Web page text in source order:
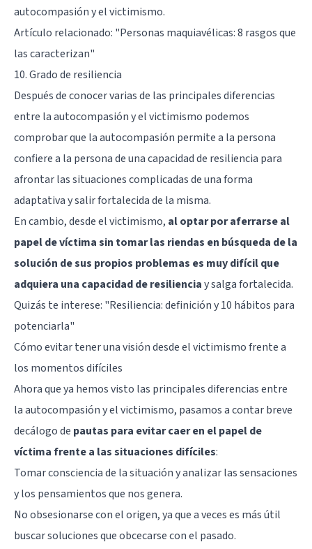
autocompasión y el victimismo.
Artículo relacionado: "Personas maquiavélicas: 8 rasgos que
las caracterizan"
10. Grado de resiliencia
Después de conocer varias de las principales diferencias
entre la autocompasión y el victimismo podemos
comprobar que la autocompasión permite a la persona
confiere a la persona de una capacidad de resiliencia para
afrontar las situaciones complicadas de una forma
adaptativa y salir fortalecida de la misma.
En cambio, desde el victimismo, al optar por aferrarse al
papel de víctima sin tomar las riendas en búsqueda de la
solución de sus propios problemas es muy difícil que
adquiera una capacidad de resilienciay salga fortalecida.
Quizás te interese: "Resiliencia: definición y 10 hábitos para
potenciarla"
Cómo evitar tener una visión desde el victimismo frente a
los momentos difíciles
Ahora que ya hemos visto las principales diferencias entre
la autocompasión y el victimismo, pasamos a contar breve
decálogo de pautas para evitar caer en el papel de
víctima frente a las situaciones difíciles:
Tomar consciencia de la situación y analizar las sensaciones
y los pensamientos que nos genera.
No obsesionarse con el origen, ya que a veces es más útil
buscar soluciones que obcecarse con el pasado.